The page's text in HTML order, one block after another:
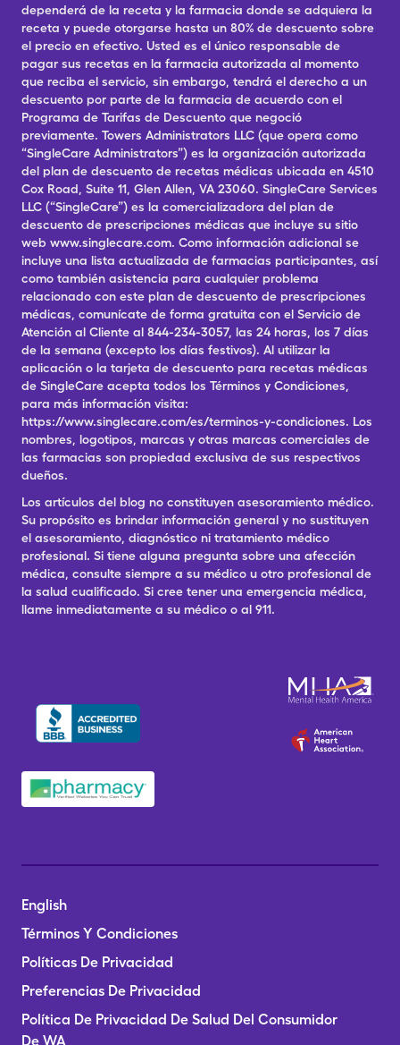
dependerá de la receta y la farmacia donde se adquiera la
receta y puede otorgarse hasta un 80% de descuento sobre
el precio en efectivo. Usted es el único responsable de
pagar sus recetas en la farmacia autorizada al momento
que reciba el servicio, sin embargo, tendrá el derecho a un
descuento por parte de la farmacia de acuerdo con el
Programa de Tarifas de Descuento que negoció
previamente. Towers Administrators LLC (que opera como
“SingleCare Administrators”) es la organización autorizada
del plan de descuento de recetas médicas ubicada en 4510
Cox Road, Suite 11, Glen Allen, VA 23060. SingleCare Services
LLC (“SingleCare”) es la comercializadora del plan de
descuento de prescripciones médicas que incluye su sitio
web www.singlecare.com. Como información adicional se
incluye una lista actualizada de farmacias participantes, así
como también asistencia para cualquier problema
relacionado con este plan de descuento de prescripciones
médicas, comunícate de forma gratuita con el Servicio de
Atención al Cliente al 844-234-3057, las 24 horas, los 7 días
de la semana (excepto los días festivos). Al utilizar la
aplicación o la tarjeta de descuento para recetas médicas
de SingleCare acepta todos los Términos y Condiciones,
para más información visita:
https://www.singlecare.com/es/terminos-y-condiciones. Los
nombres, logotipos, marcas y otras marcas comerciales de
las farmacias son propiedad exclusiva de sus respectivos
dueños.
Los artículos del blog no constituyen asesoramiento médico.
Su propósito es brindar información general y no sustituyen
el asesoramiento, diagnóstico ni tratamiento médico
profesional. Si tiene alguna pregunta sobre una afección
médica, consulte siempre a su médico u otro profesional de
la salud cualificado. Si cree tener una emergencia médica,
llame inmediatamente a su médico o al 911.
English
Términos Y Condiciones
Políticas De Privacidad
Preferencias De Privacidad
Política De Privacidad De Salud Del Consumidor
De WA